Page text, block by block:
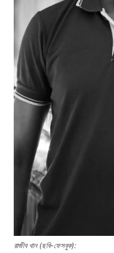
রাজীব খান (ছবি-ফেসবুক):